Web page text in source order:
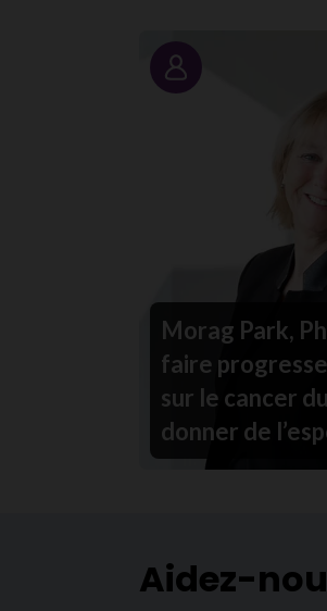
Portrait
Morag Park,
faire
sur le cancer
donner de
Aidez-